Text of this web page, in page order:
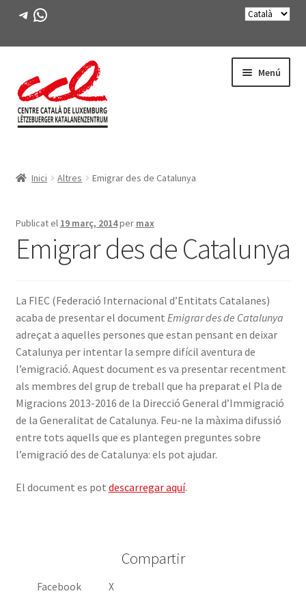
Telegram
WhatsApp
navegació
al
contingut
Menú
ACTIVITATS
CURSOS
FES-TE SOCI
INICIA SESSIÓ
Inici Altres Emigrar des de Catalunya
Publicat el 19 març, 2014per max
Emigrar des de Catalunya
La FIEC (Federació Internacional d’Entitats Catalanes)
acaba de presentar el document Emigrar des de Catalunya
adreçat a aquelles persones que estan pensant en deixar
Catalunya per intentar la sempre difícil aventura de
l’emigració. Aquest document es va presentar recentment
als membres del grup de treball que ha preparat el Pla de
Migracions 2013-2016 de la Direcció General d’Immigració
de la Generalitat de Catalunya. Feu-ne la màxima difussió
entre tots aquells que es plantegen preguntes sobre
l’emigració des de Catalunya: els pot ajudar.
El document es pot descarregar aquí.
Compartir
Facebook X